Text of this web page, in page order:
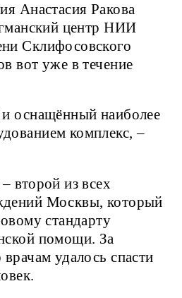
Анастасия Ракова
центр НИИ
Склифосовского
вот уже в течение
оснащённый наиболее
комплекс, –
второй из всех
Москвы, который
стандарту
помощи. За
удалось спасти